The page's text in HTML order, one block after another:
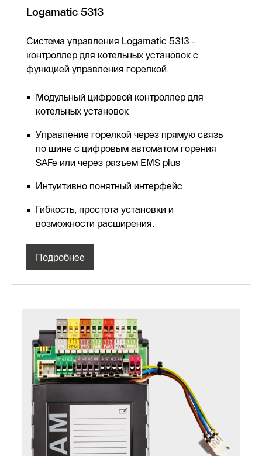
Logamatic 5313
Система управления Logamatic 5313 -
контроллер для котельных установок с
функцией управления горелкой.
Модульный цифровой контроллер для
котельных установок
Управление горелкой через прямую связь
по шине с цифровым автоматом горения
SAFe или через разъем EMS plus
Интуитивно понятный интерфейс
Гибкость, простота установки и
возможности расширения.
Подробнее